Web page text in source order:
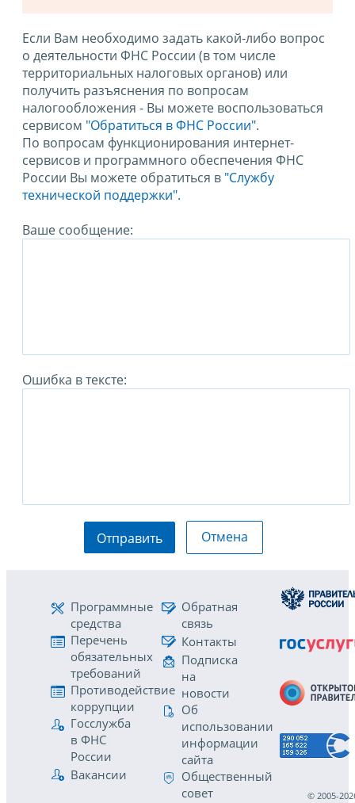
Если Вам необходимо задать какой-либо вопрос
о деятельности ФНС России (в том числе
территориальных налоговых органов) или
получить разъяснения по вопросам
налогообложения - Вы можете воспользоваться
сервисом "Обратиться в ФНС России".
По вопросам функционирования интернет-
сервисов и программного обеспечения ФНС
России Вы можете обратиться в "Службу
технической поддержки".
Ваше сообщение:
Ошибка в тексте:
Отправить Отмена
Программные
средства
Перечень
обязательных
требований
Противодействие
коррупции
Госслужба
в ФНС
России
Вакансии
Обратная
связь
Контакты
Подписка
на
новости
Об
использовании
информации
сайта
Общественный
совет
© 2005-